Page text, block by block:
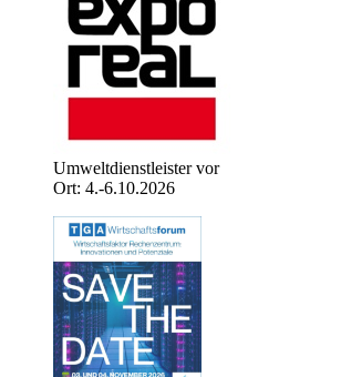
Umweltdienstleister vor
Ort: 4.-6.10.2026